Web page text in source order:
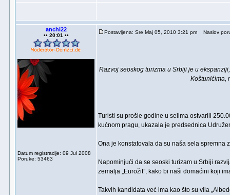
anchi22
•• 20:01 ••
Datum registracije: 09 Jul 2008
Poruke: 53463
Postavljena: Sre Maj 05, 2010 3:21 pm Naslov
Razvoj seoskog turizma u Srbiji je u
Koštunićima,
Turisti su prošle godine u selima ostvarili
kućnom pragu, ukazala je predsednica
Ona je konstatovala da su naša sela spremna
Napominjući da se seoski turizam u Srbiji
zemalja „Eurožit”, kako bi naši domaćini koji
Takvih kandidata već ima kao što su vila